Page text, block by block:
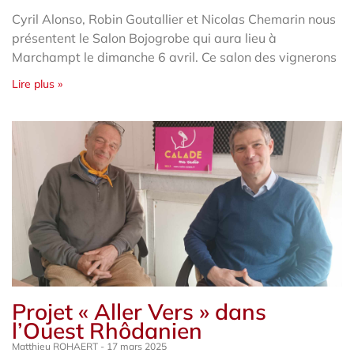
Cyril Alonso, Robin Goutallier et Nicolas Chemarin nous
présentent le Salon Bojogrobe qui aura lieu à
Marchampt le dimanche 6 avril. Ce salon des vignerons
Lire plus »
Projet « Aller Vers » dans
l’Ouest Rhôdanien
Matthieu ROHAERT 17 mars 2025